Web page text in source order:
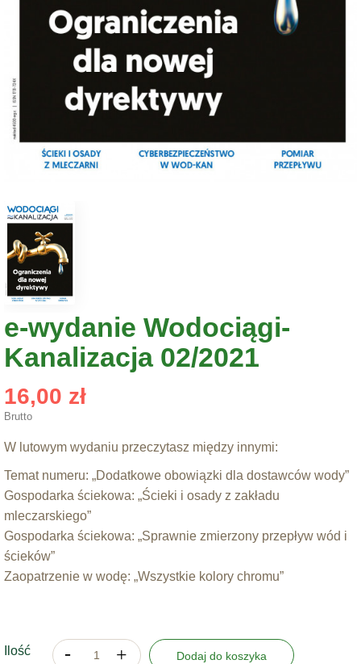
e-wydanie Wodociągi-
Kanalizacja 02/2021
16,00 zł
Brutto
W lutowym wydaniu przeczytasz między innymi:
Temat numeru: „Dodatkowe obowiązki dla dostawców wody”
Gospodarka ściekowa: „Ścieki i osady z zakładu
mleczarskiego”
Gospodarka ściekowa: „Sprawnie zmierzony przepływ wód i
ścieków”
Zaopatrzenie w wodę: „Wszystkie kolory chromu”
Ilość Dodaj do koszyka